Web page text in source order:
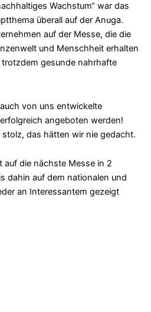
Wachstum“ war das
überall auf der Anuga.
auf der Messe, die die
und Menschheit erhalten
gesunde nahrhafte
von uns entwickelte
angeboten werden!
das hätten wir nie gedacht.
die nächste Messe in 2
dahin auf dem nationalen und
an Interessantem gezeigt